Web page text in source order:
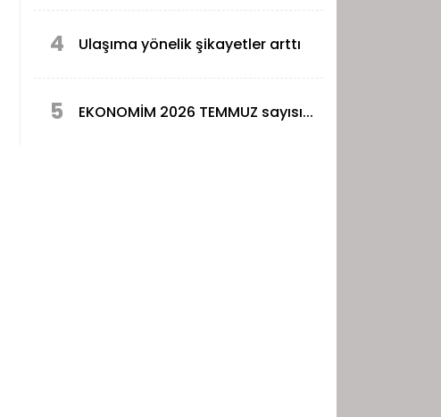
4 Ulaşıma yönelik şikayetler arttı
5 EKONOMİM 2026 TEMMUZ sayısı...